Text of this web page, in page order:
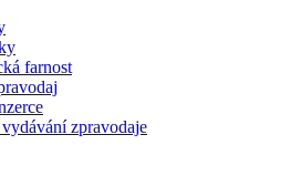
farnost
zpravodaje